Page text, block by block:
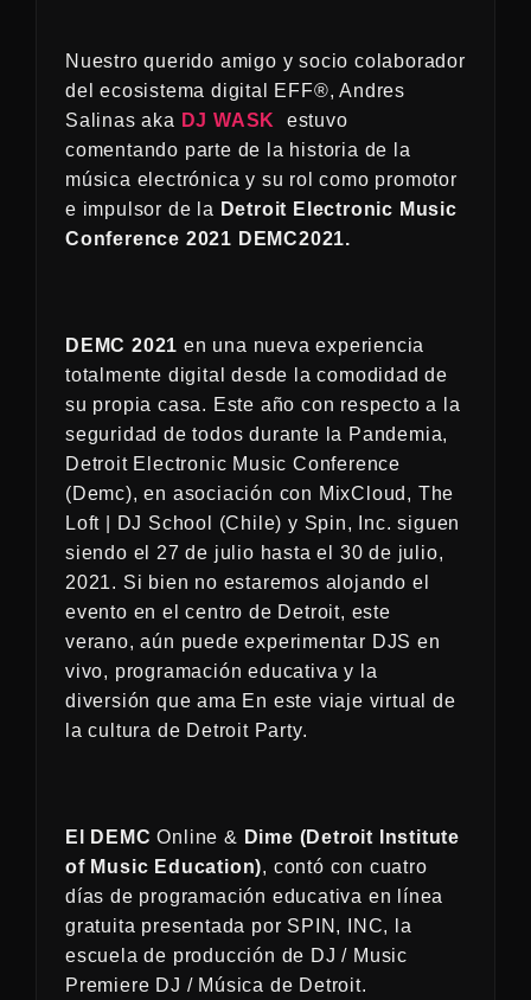
Nuestro querido amigo y socio colaborador
del ecosistema digital EFF®, Andres
Salinas aka DJ WASK
estuvo
comentando parte de la historia de la
música electrónica y su rol como promotor
e impulsor de la Detroit Electronic Music
Conference 2021 DEMC2021.
DEMC 2021 en una nueva experiencia
totalmente digital desde la comodidad de
su propia casa. Este año con respecto a la
seguridad de todos durante la Pandemia,
Detroit Electronic Music Conference
(Demc), en asociación con MixCloud, The
Loft | DJ School (Chile) y Spin, Inc. siguen
siendo el 27 de julio hasta el 30 de julio,
2021. Si bien no estaremos alojando el
evento en el centro de Detroit, este
verano, aún puede experimentar DJS en
vivo, programación educativa y la
diversión que ama En este viaje virtual de
la cultura de Detroit Party.
El DEMC Online & Dime (Detroit Institute
of Music Education), contó con cuatro
días de programación educativa en línea
gratuita presentada por SPIN, INC, la
escuela de producción de DJ / Music
Premiere DJ / Música de Detroit.